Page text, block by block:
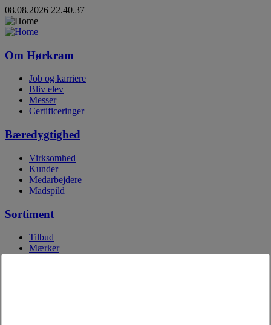
08.08.2026 22.40.37
Om Hørkram
Job og karriere
Bliv elev
Messer
Certificeringer
Bæredygtighed
Virksomhed
Kunder
Medarbejdere
Madspild
Sortiment
Tilbud
Mærker